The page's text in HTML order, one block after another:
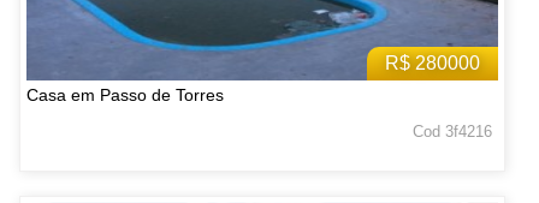
R$ 280000
Casa em Passo de Torres
Cod 3f4216